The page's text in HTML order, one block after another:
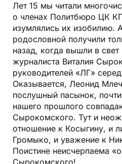
Лет 15 мы читали
о членах Политбюро ЦК
изумлялись их изобилию.
родословной получили
назад, когда вышли в
журналиста Виталия
руководителей «ЛГ»
Оказывается, Леонид
послушный пасынок,
нашего прошлого
Сырокомского. Тут и
отношение к Косыгину, и
Громыко, и уважение к
Поистине неисчерпаема